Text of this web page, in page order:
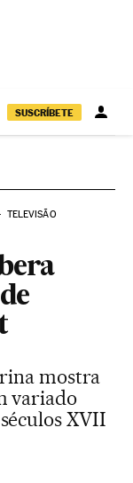
SUSCRÍBETE
TELEVISÃO
mostra
variado
XVII